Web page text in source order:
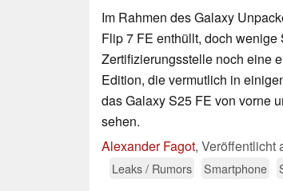
Im Rahmen des Galaxy
Flip 7 FE enthüllt, doch
Zertifizierungsstelle noch eine
Edition, die vermutlich in
das Galaxy S25 FE von vorne
sehen.
Alexander Fagot, Veröffentlicht
Leaks / Rumors
Smartphone